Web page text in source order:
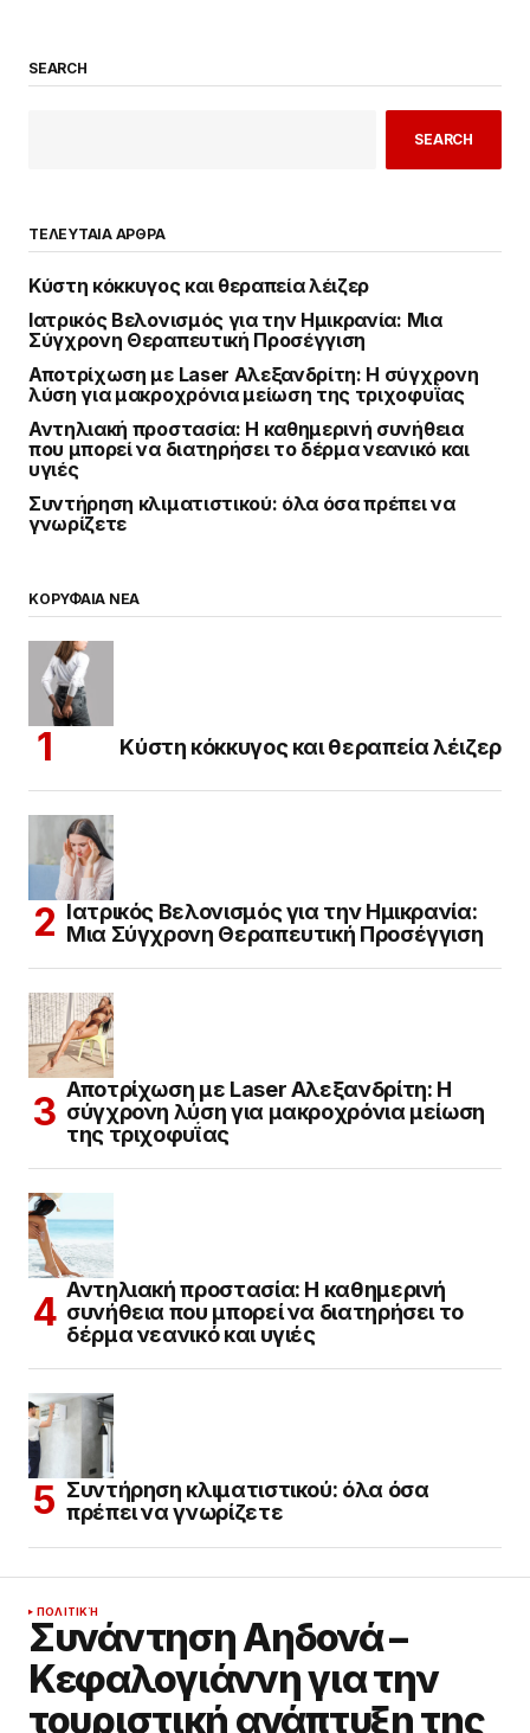
SEARCH
SEARCH
ΤΕΛΕΥΤΑΙΑ ΑΡΘΡΑ
Κύστη κόκκυγος και θεραπεία λέιζερ
Ιατρικός Βελονισμός για την Ημικρανία: Μια
Σύγχρονη Θεραπευτική Προσέγγιση
Αποτρίχωση με Laser Αλεξανδρίτη: Η σύγχρονη
λύση για μακροχρόνια μείωση της τριχοφυΐας
Αντηλιακή προστασία: Η καθημερινή συνήθεια
που μπορεί να διατηρήσει το δέρμα νεανικό και
υγιές
Συντήρηση κλιματιστικού: όλα όσα πρέπει να
γνωρίζετε
ΚΟΡΥΦΑΙΑ ΝΕΑ
Κύστη κόκκυγος και θεραπεία λέιζερ
Ιατρικός Βελονισμός για την Ημικρανία:
Μια Σύγχρονη Θεραπευτική Προσέγγιση
Αποτρίχωση με Laser Αλεξανδρίτη: Η
σύγχρονη λύση για μακροχρόνια μείωση
της τριχοφυΐας
Αντηλιακή προστασία: Η καθημερινή
συνήθεια που μπορεί να διατηρήσει το
δέρμα νεανικό και υγιές
Συντήρηση κλιματιστικού: όλα όσα
πρέπει να γνωρίζετε
ΠΟΛΙΤΙΚΉ
Συνάντηση Αηδονά –
Κεφαλογιάννη για την
τουριστική ανάπτυξη της